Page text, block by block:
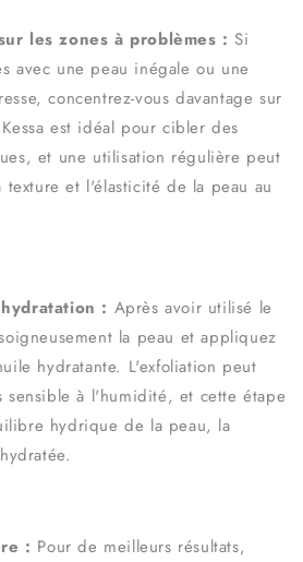
les zones à problèmes : Si
avec une peau inégale ou une
concentrez-vous davantage sur
est idéal pour cibler des
et une utilisation régulière peut
et l'élasticité de la peau au
: Après avoir utilisé le
la peau et appliquez
hydratante. L'exfoliation peut
sensible à l'humidité, et cette étape
hydrique de la peau, la
: Pour de meilleurs résultats,